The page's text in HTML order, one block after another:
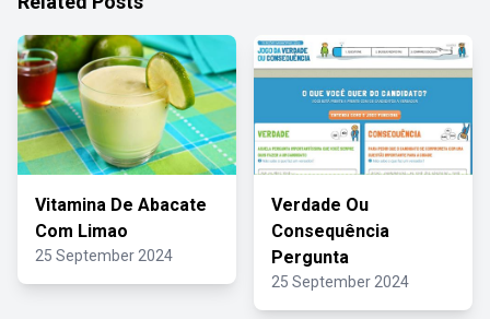
Vitamina De Abacate
Com Limao
25 September 2024
Verdade Ou
Consequência
Pergunta
25 September 2024